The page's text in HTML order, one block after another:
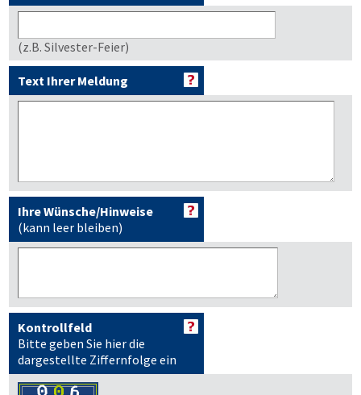
(z.B. Silvester-Feier)
Text Ihrer Meldung
Ihre Wünsche/Hinweise
(kann leer bleiben)
Kontrollfeld
Bitte geben Sie hier die
dargestellte Ziffernfolge ein